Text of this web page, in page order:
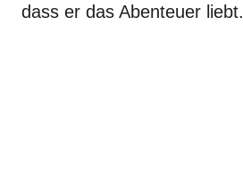
dass er das Abenteuer liebt.